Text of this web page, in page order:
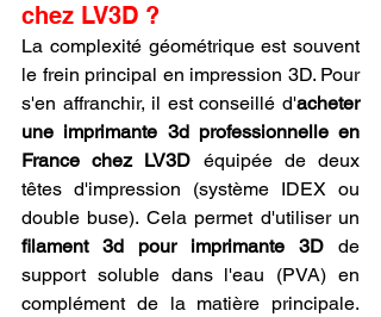
chez LV3D ?
La complexité géométrique est souvent
le frein principal en impression 3D. Pour
s'en affranchir, il est conseillé d'acheter
une imprimante 3d professionnelle en
France chez LV3D équipée de deux
têtes d'impression (système IDEX ou
filament 3d pour imprimante 3D de
support soluble dans l'eau (PVA) en
complément de la matière principale.